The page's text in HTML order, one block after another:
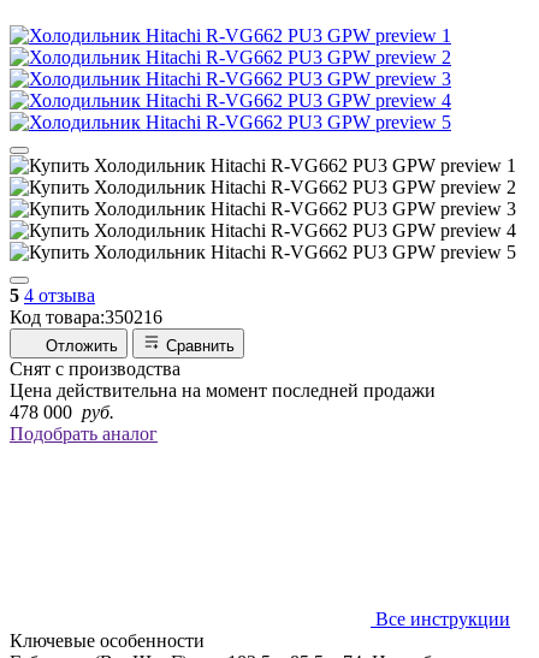
5 4 отзыва
Код товара:350216
Отложить Сравнить
Снят с производства
Цена действительна на момент последней продажи
478 000 руб.
Подобрать аналог
Все инструкции
Ключевые особенности